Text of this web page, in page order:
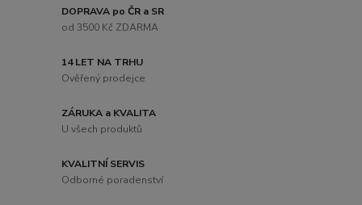
DOPRAVA po ČR a SR
od 3500 Kč ZDARMA
14 LET NA TRHU
Ověřený prodejce
ZÁRUKA a KVALITA
U všech produktů
KVALITNÍ SERVIS
Odborné poradenství